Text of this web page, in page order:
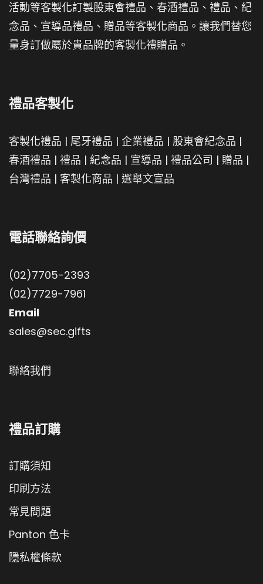
活動等客製化訂製股東會禮品、春酒禮品、禮品、紀
念品、宣導品禮品、贈品等客製化商品。讓我們替您
量身訂做屬於貴品牌的客製化禮贈品。
禮品客製化
客製化禮品 | 尾牙禮品 | 企業禮品 | 股東會紀念品 |
春酒禮品 | 禮品 | 紀念品 | 宣導品 | 禮品公司 | 贈品 |
台灣禮品 | 客製化商品 | 選舉文宣品
電話聯絡詢價
(02)7705-2393
(02)7729-7961
Email
sales@sec.gifts
聯絡我們
禮品訂購
訂購須知
印刷方法
常見問題
Panton 色卡
隱私權條款